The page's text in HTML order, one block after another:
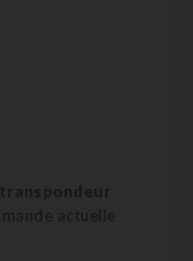
transpondeur
actuelle